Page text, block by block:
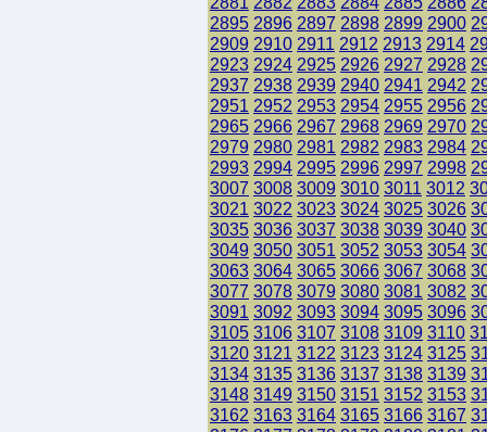
2895 2896 2897 2898 2899 2900
2909 2910 2911 2912 2913 2914
2923 2924 2925 2926 2927 2928
2937 2938 2939 2940 2941 2942
2951 2952 2953 2954 2955 2956
2965 2966 2967 2968 2969 2970
2979 2980 2981 2982 2983 2984
2993 2994 2995 2996 2997 2998
3007 3008 3009 3010 3011 3012
3021 3022 3023 3024 3025 3026
3035 3036 3037 3038 3039 3040
3049 3050 3051 3052 3053 3054
3063 3064 3065 3066 3067 3068
3077 3078 3079 3080 3081 3082
3091 3092 3093 3094 3095 3096
3105 3106 3107 3108 3109 3110
3120 3121 3122 3123 3124 3125
3134 3135 3136 3137 3138 3139
3148 3149 3150 3151 3152 3153
3162 3163 3164 3165 3166 3167